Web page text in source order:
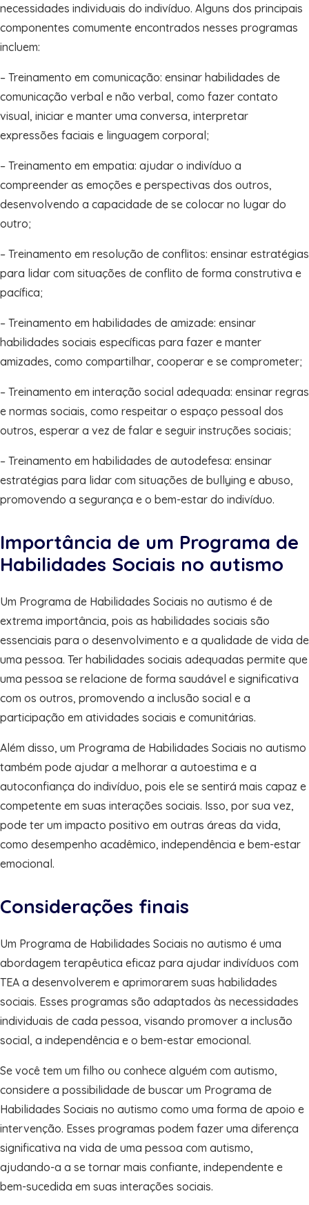
necessidades individuais do indivíduo. Alguns dos principais
componentes comumente encontrados nesses programas
incluem:
– Treinamento em comunicação: ensinar habilidades de
comunicação verbal e não verbal, como fazer contato
visual, iniciar e manter uma conversa, interpretar
expressões faciais e linguagem corporal;
– Treinamento em empatia: ajudar o indivíduo a
compreender as emoções e perspectivas dos outros,
desenvolvendo a capacidade de se colocar no lugar do
outro;
– Treinamento em resolução de conflitos: ensinar estratégias
para lidar com situações de conflito de forma construtiva e
pacífica;
– Treinamento em habilidades de amizade: ensinar
habilidades sociais específicas para fazer e manter
amizades, como compartilhar, cooperar e se comprometer;
– Treinamento em interação social adequada: ensinar regras
e normas sociais, como respeitar o espaço pessoal dos
outros, esperar a vez de falar e seguir instruções sociais;
– Treinamento em habilidades de autodefesa: ensinar
estratégias para lidar com situações de bullying e abuso,
promovendo a segurança e o bem-estar do indivíduo.
Importância de um Programa de
Habilidades Sociais no autismo
Um Programa de Habilidades Sociais no autismo é de
extrema importância, pois as habilidades sociais são
essenciais para o desenvolvimento e a qualidade de vida de
uma pessoa. Ter habilidades sociais adequadas permite que
uma pessoa se relacione de forma saudável e significativa
com os outros, promovendo a inclusão social e a
participação em atividades sociais e comunitárias.
Além disso, um Programa de Habilidades Sociais no autismo
também pode ajudar a melhorar a autoestima e a
autoconfiança do indivíduo, pois ele se sentirá mais capaz e
competente em suas interações sociais. Isso, por sua vez,
pode ter um impacto positivo em outras áreas da vida,
como desempenho acadêmico, independência e bem-estar
emocional.
Considerações finais
Um Programa de Habilidades Sociais no autismo é uma
abordagem terapêutica eficaz para ajudar indivíduos com
TEA a desenvolverem e aprimorarem suas habilidades
sociais. Esses programas são adaptados às necessidades
individuais de cada pessoa, visando promover a inclusão
social, a independência e o bem-estar emocional.
Se você tem um filho ou conhece alguém com autismo,
considere a possibilidade de buscar um Programa de
Habilidades Sociais no autismo como uma forma de apoio e
intervenção. Esses programas podem fazer uma diferença
significativa na vida de uma pessoa com autismo,
ajudando-a a se tornar mais confiante, independente e
bem-sucedida em suas interações sociais.